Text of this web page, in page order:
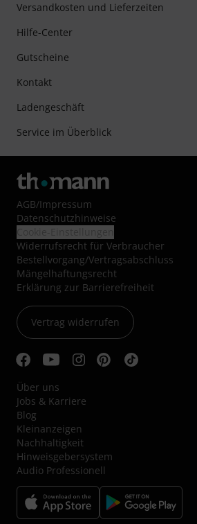
Versandkosten und Lieferzeiten
Hilfe-Center
Gutscheine
Kontakt
Ladengeschäft
Service im Überblick
AGB/Impressum
Datenschutzhinweise
Widerrufsrecht für Verbraucher
Bestellvorgang/Vertragsabschluss
Mängelhaftungsrecht
Erklärung zur Barrierefreiheit
Vertrag widerrufen
Über uns
Jobs & Karriere
Blog
Kleinanzeigen
Nachhaltigkeit
Hinweisgebersystem
Audio Professionell